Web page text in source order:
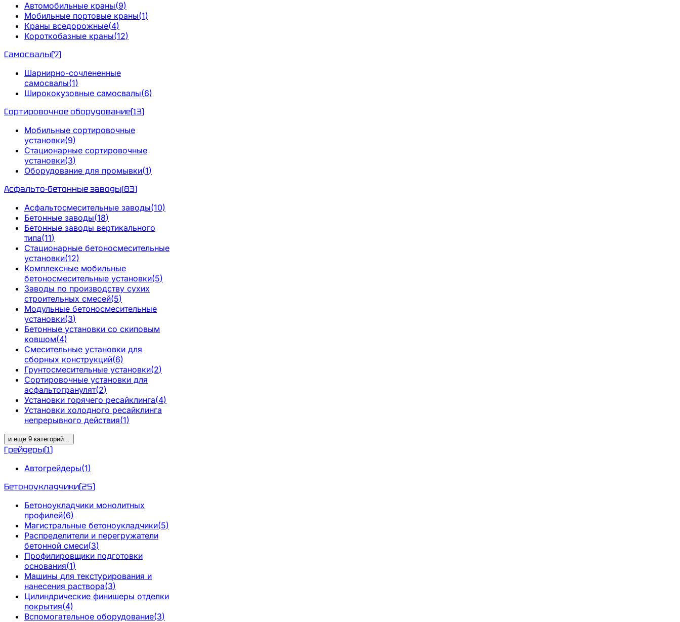
Автомобильные краны(9)
Мобильные портовые краны(1)
Краны вседорожные(4)
Короткобазные краны(12)
Самосвалы(7)
Шарнирно-сочлененные
самосвалы(1)
Ширококузовные самосвалы(6)
Сортировочное оборудование(13)
Мобильные сортировочные
установки(9)
Стационарные сортировочные
установки(3)
Оборудование для промывки(1)
Асфальто-бетонные заводы(83)
Асфальтосмесительные заводы(10)
Бетонные заводы(18)
Бетонные заводы вертикального
типа(11)
Стационарные бетоносмесительные
установки(12)
Комплексные мобильные
бетоносмесительные установки(5)
Заводы по производству сухих
строительных смесей(5)
Модульные бетоносмесительные
установки(3)
Бетонные установки со скиповым
ковшом(4)
Смесительные установки для
сборных конструкций(6)
Грунтосмесительные установки(2)
Сортировочные установки для
асфальтогранулят(2)
Установки горячего ресайклинга(4)
Установки холодного ресайклинга
непрерывного действия(1)
и еще 9 категорий...
Грейдеры(1)
Автогрейдеры(1)
Бетоноукладчики(25)
Бетоноукладчики монолитных
профилей(6)
Магистральные бетоноукладчики(5)
Распределители и перегружатели
бетонной смеси(3)
Профилировщики подготовки
основания(1)
Машины для текстурирования и
нанесения раствора(3)
Цилиндрические финишеры отделки
покрытия(4)
Вспомогательное оборудование(3)